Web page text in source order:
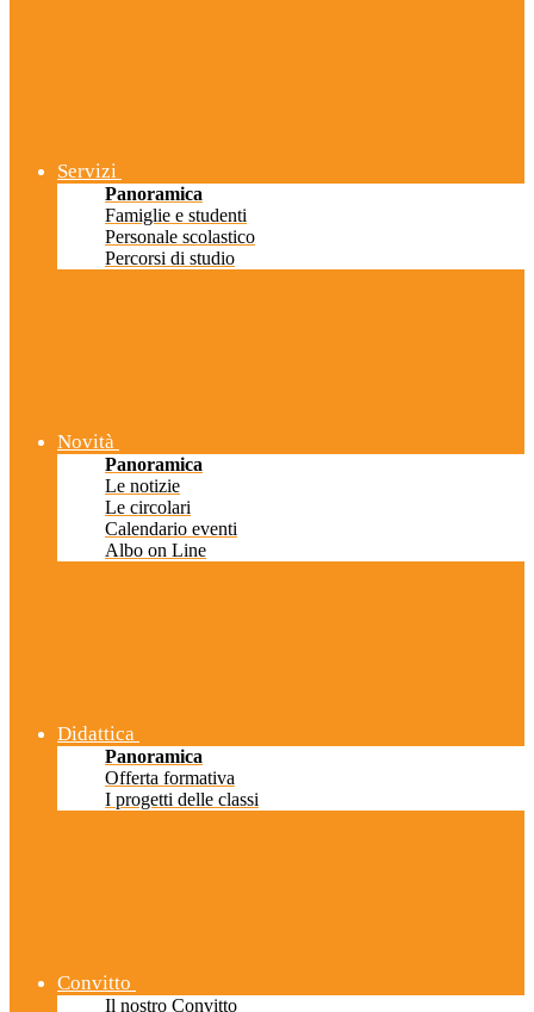
Servizi
Panoramica
Famiglie e studenti
Personale scolastico
Percorsi di studio
Novità
Panoramica
Le notizie
Le circolari
Calendario eventi
Albo on Line
Didattica
Panoramica
Offerta formativa
I progetti delle classi
Convitto
Il nostro Convitto